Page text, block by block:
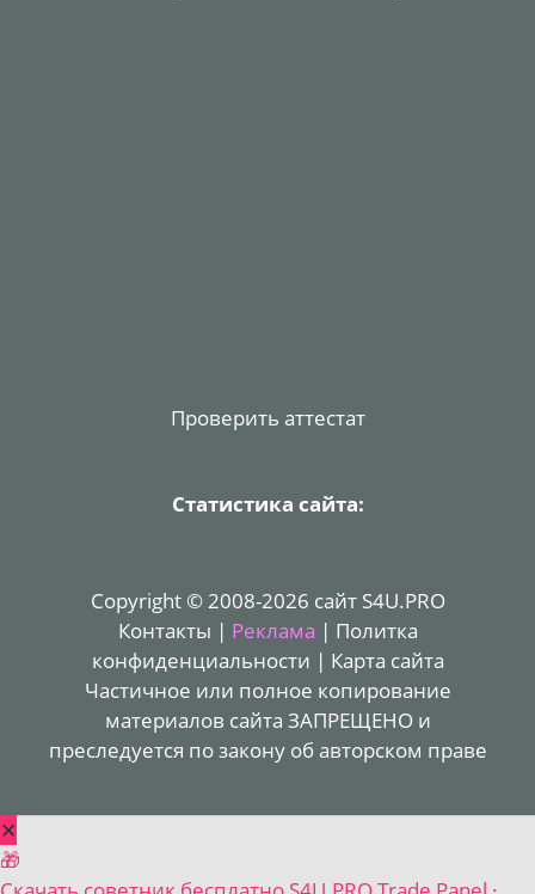
Проверить аттестат
Статистика сайта:
Copyright © 2008-2026 сайт S4U.PRO
Контакты | Реклама | Политка
конфиденциальности | Карта сайта
Частичное или полное копирование
материалов сайта ЗАПРЕЩЕНО и
преследуется по закону об авторском праве
✕
🎁